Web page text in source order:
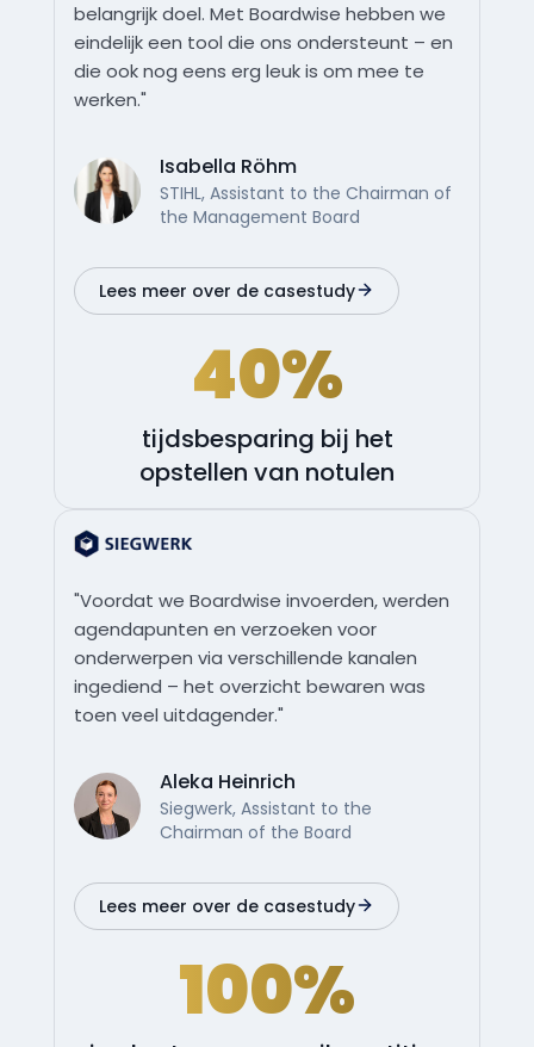
belangrijk doel. Met Boardwise hebben we
eindelijk een tool die ons ondersteunt – en
die ook nog eens erg leuk is om mee te
werken."
Isabella Röhm
STIHL, Assistant to the Chairman of
the Management Board
Lees meer over de casestudy
40%
tijdsbesparing bij het
opstellen van notulen
"Voordat we Boardwise invoerden, werden
agendapunten en verzoeken voor
onderwerpen via verschillende kanalen
ingediend – het overzicht bewaren was
toen veel uitdagender."
Aleka Heinrich
Siegwerk, Assistant to the
Chairman of the Board
Lees meer over de casestudy
100%